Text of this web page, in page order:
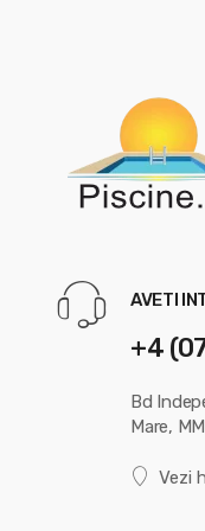
AVETI
+4
Bd
Mare, MM
Vezi